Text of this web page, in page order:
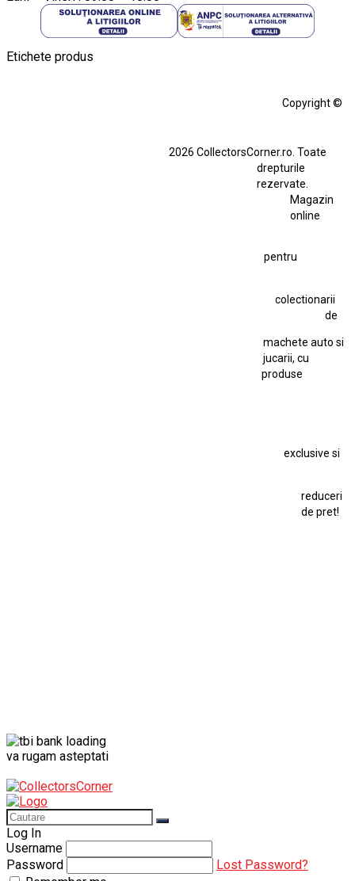
Etichete produs
Copyright ©
2026 CollectorsCorner.ro. Toate
drepturile
rezervate.
Magazin
online
pentru
colectionarii
de
machete auto si
jucarii, cu
produse
exclusive si
reduceri
de pret!
va rugam asteptati
Log In
Username
Password
Lost Password?